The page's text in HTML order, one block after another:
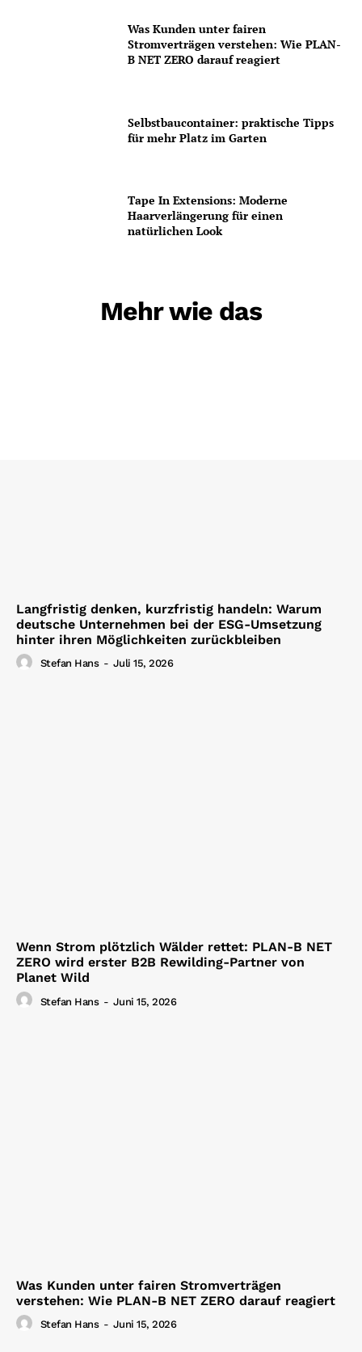
Was Kunden unter fairen
Stromverträgen verstehen: Wie PLAN-
B NET ZERO darauf reagiert
Selbstbaucontainer: praktische Tipps
für mehr Platz im Garten
Tape In Extensions: Moderne
Haarverlängerung für einen
natürlichen Look
Mehr wie das
Langfristig denken, kurzfristig handeln: Warum
deutsche Unternehmen bei der ESG-Umsetzung
hinter ihren Möglichkeiten zurückbleiben
Stefan Hans - Juli 15, 2026
Wenn Strom plötzlich Wälder rettet: PLAN-B NET
ZERO wird erster B2B Rewilding-Partner von
Planet Wild
Stefan Hans - Juni 15, 2026
Was Kunden unter fairen Stromverträgen
verstehen: Wie PLAN-B NET ZERO darauf reagiert
Stefan Hans - Juni 15, 2026